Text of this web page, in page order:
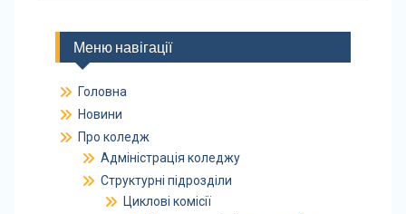
Меню навігації
Головна
Новини
Про коледж
Адміністрація коледжу
Структурні підрозділи
Циклові комісії